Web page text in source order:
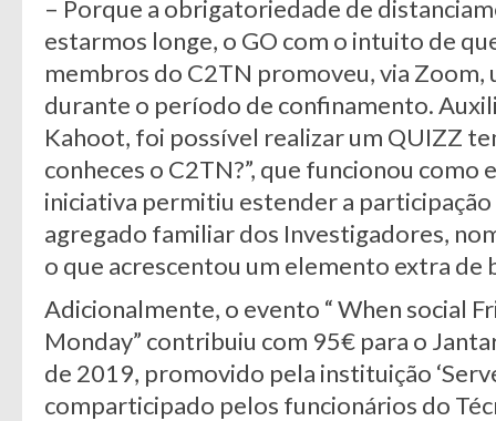
– Porque a obrigatoriedade de
estarmos longe, o GO com o intuito de
membros do C2TN promoveu, via Zoom,
durante o período de confinamento.
Kahoot, foi possível realizar um QUIZZ
conheces o C2TN?”, que funcionou
iniciativa permitiu estender a
agregado familiar dos Investigadores,
o que acrescentou um elemento extra de
Adicionalmente, o evento “ When social
Monday” contribuiu com 95€ para o
de 2019, promovido pela instituição
comparticipado pelos funcionários do